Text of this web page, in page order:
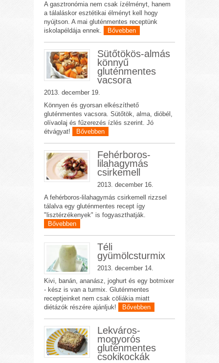
A gasztronómia nem csak ízélményt, hanem
a tálaláskor esztétikai élményt kell hogy
nyújtson. A mai gluténmentes receptünk
iskolapéldája ennek.
Bővebben
Sütőtökös-almás
könnyű
gluténmentes
vacsora
2013. december 19.
Könnyen és gyorsan elkészíthető
gluténmentes vacsora. Sütőtök, alma, dióbél,
olívaolaj és fűzerezés ízlés szerint. Jó
étvágyat!
Bővebben
Fehérboros-
lilahagymás
csirkemell
2013. december 16.
A fehérboros-lilahagymás csirkemell rizzsel
tálalva egy gluténmentes recept így
"lisztérzékenyek" is fogyaszthatják.
Bővebben
Téli
gyümölcsturmix
2013. december 14.
Kivi, banán, ananász, joghurt és egy botmixer
- kész is van a turmix. Gluténmentes
receptjeinket nem csak cöliákia miatt
diétázók részére ajánljuk!
Bővebben
Lekváros-
mogyorós
gluténmentes
csokikockák